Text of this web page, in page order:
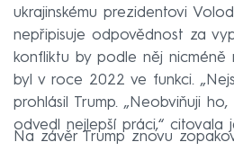
ukrajinskému prezidentovi
nepřipisuje odpovědnost za
konfliktu by podle něj nicméně
byl v roce 2022 ve funkci.
prohlásil Trump. „Neobviňuji
odvedl nejlepší práci,“ citovala
Na závěr Trump znovu